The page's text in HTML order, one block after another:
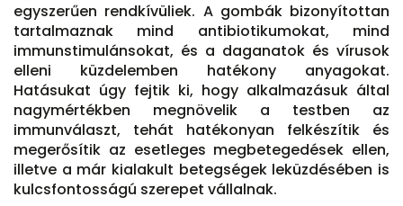
egyszerűen rendkívüliek. A gombák bizonyítottan
tartalmaznak mind antibiotikumokat, mind
immunstimulánsokat, és a daganatok és vírusok
elleni küzdelemben hatékony anyagokat.
Hatásukat úgy fejtik ki, hogy alkalmazásuk által
nagymértékben megnövelik a testben az
immunválaszt, tehát hatékonyan felkészítik és
megerősítik az esetleges megbetegedések ellen,
illetve a már kialakult betegségek leküzdésében is
kulcsfontosságú szerepet vállalnak.